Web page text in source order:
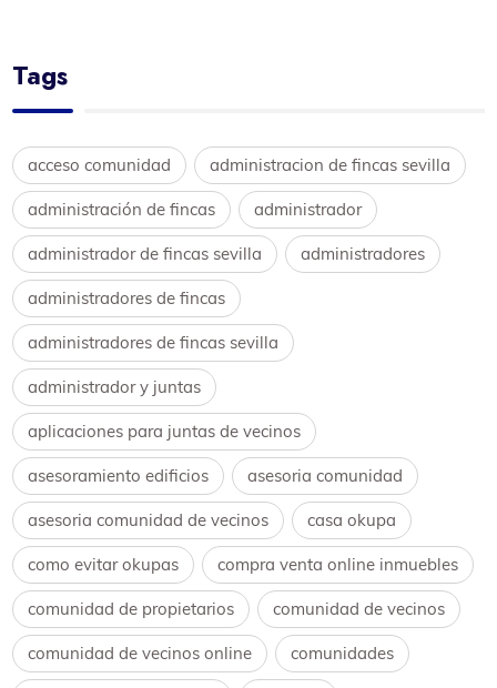
Tags
acceso comunidad administracion de fincas sevilla
administración de fincas administrador
administrador de fincas sevilla administradores
administradores de fincas
administradores de fincas sevilla
administrador y juntas
aplicaciones para juntas de vecinos
asesoramiento edificios asesoria comunidad
asesoria comunidad de vecinos casa okupa
como evitar okupas compra venta online inmuebles
comunidad de propietarios comunidad de vecinos
comunidad de vecinos online comunidades